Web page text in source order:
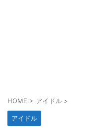
HOME > アイドル >
アイドル